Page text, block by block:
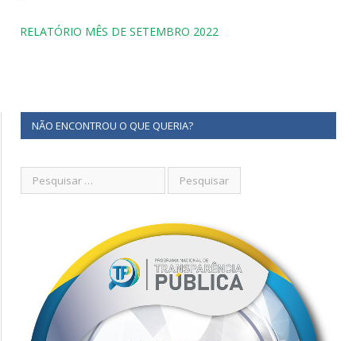
RELATÓRIO MÊS DE SETEMBRO 2022
NÃO ENCONTROU O QUE QUERIA?